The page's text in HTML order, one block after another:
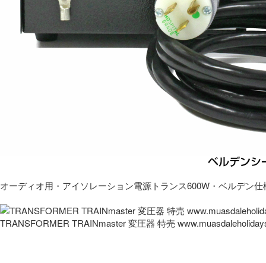
オーディオ用・アイソレーション電源トランス600W・ベルデン仕
TRANSFORMER TRAINmaster 変圧器 特売